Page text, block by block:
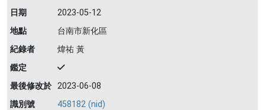
日期
2023-05-12
地點
台南市新化區
紀錄者
煒祐 黃
鑑定
最後修改於 2023-06-08
識別號
458182 (nid)